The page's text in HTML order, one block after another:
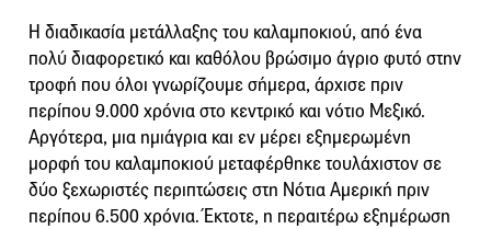
Η διαδικασία μετάλλαξης του καλαμποκιού, από ένα
πολύ διαφορετικό και καθόλου βρώσιμο άγριο φυτό στην
τροφή που όλοι γνωρίζουμε σήμερα, άρχισε πριν
περίπου 9.000 χρόνια στο κεντρικό και νότιο Μεξικό.
Αργότερα, μια ημιάγρια και εν μέρει εξημερωμένη
μορφή του καλαμποκιού μεταφέρθηκε τουλάχιστον σε
δύο ξεχωριστές περιπτώσεις στη Νότια Αμερική πριν
περίπου 6.500 χρόνια. Έκτοτε, η περαιτέρω εξημέρωση